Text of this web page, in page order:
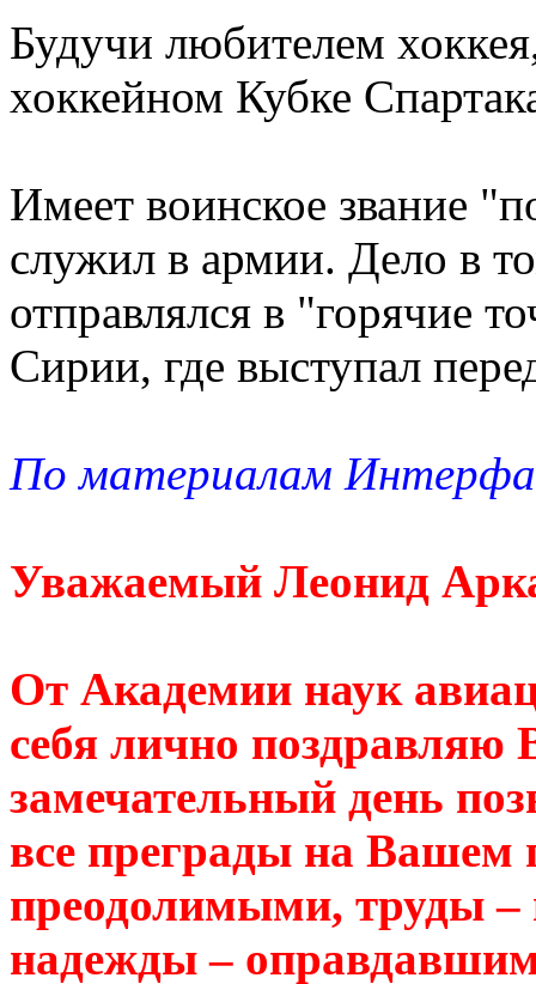
Будучи любителем
хоккейном Кубке
Имеет воинское звание
служил в армии. Дело в
отправлялся в "горячие
Сирии, где выступал
По материалам
Уважаемый Леонид
От Академии наук
себя лично поздравляю
замечательный день
все преграды на Вашем
преодолимыми, труды
надежды –